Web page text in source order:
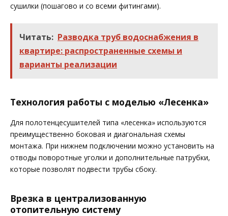
сушилки (пошагово и со всеми фитингами).
Читать: Разводка труб водоснабжения в
квартире: распространенные схемы и
варианты реализации
Технология работы с моделью «Лесенка»
Для полотенцесушителей типа «лесенка» используются
преимущественно боковая и диагональная схемы
монтажа. При нижнем подключении можно установить на
отводы поворотные уголки и дополнительные патрубки,
которые позволят подвести трубы сбоку.
Врезка в централизованную
отопительную систему